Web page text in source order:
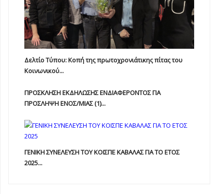
Δελτίο Τύπου: Κοπή της πρωτοχρονιάτικης πίτας του
Κοινωνικού...
ΠΡΟΣΚΛΗΣΗ ΕΚΔΗΛΩΣΗΣ ΕΝΔΙΑΦΕΡΟΝΤΟΣ ΓΙΑ
ΠΡΟΣΛΗΨΗ ΕΝOΣ/ΜΙΑΣ (1)...
ΓΕΝΙΚΗ ΣΥΝΕΛΕΥΣΗ ΤΟΥ ΚΟΙΣΠΕ ΚΑΒΑΛΑΣ ΓΙΑ ΤΟ ΕΤΟΣ
2025...